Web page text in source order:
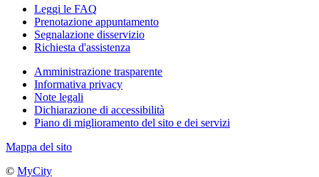
Leggi le FAQ
Prenotazione appuntamento
Segnalazione disservizio
Richiesta d'assistenza
Amministrazione trasparente
Informativa privacy
Note legali
Dichiarazione di accessibilità
Piano di miglioramento del sito e dei servizi
Mappa del sito
© MyCity